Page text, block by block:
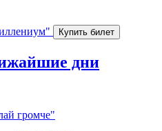
дни
громче"